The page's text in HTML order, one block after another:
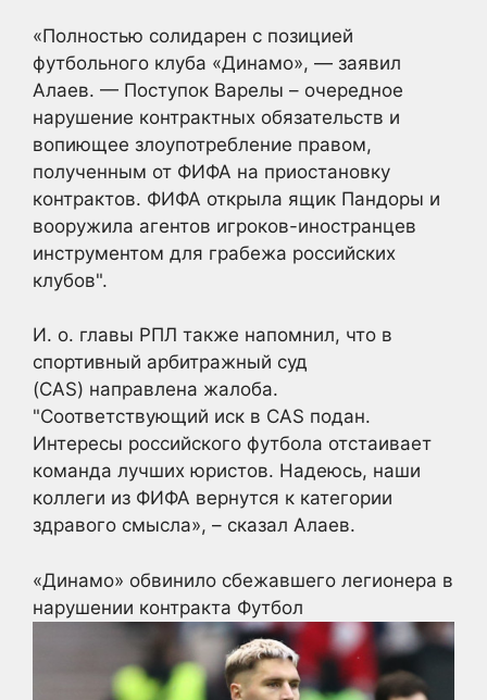
«Полностью солидарен с позицией
футбольного клуба «Динамо», — заявил
Алаев. — Поступок Варелы – очередное
нарушение контрактных обязательств и
вопиющее злоупотребление правом,
полученным от ФИФА на приостановку
контрактов. ФИФА открыла ящик Пандоры и
вооружила агентов игроков-иностранцев
инструментом для грабежа российских
клубов".
И. о. главы РПЛ также напомнил, что в
спортивный арбитражный суд
(CAS) направлена жалоба.
"Соответствующий иск в CAS подан.
Интересы российского футбола отстаивает
команда лучших юристов. Надеюсь, наши
коллеги из ФИФА вернутся к категории
здравого смысла», – сказал Алаев.
«Динамо» обвинило сбежавшего легионера в
нарушении контракта Футбол